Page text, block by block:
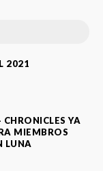
2021
YA
MIEMBROS
LUNA